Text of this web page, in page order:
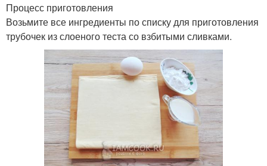
Процесс приготовления
Возьмите все ингредиенты по списку для приготовления
трубочек из слоеного теста со взбитыми сливками.